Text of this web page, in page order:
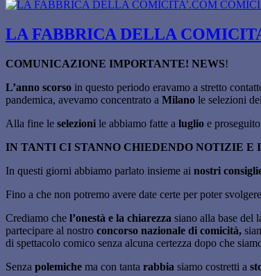
LA FABBRICA DELLA
COMUNICAZIONE IMPORTANTE! NEWS!
L’anno scorso in questo periodo eravamo a stretto
pandemica, avevamo concentrato a Milano le selezioni del
Alla fine le selezioni le abbiamo fatte a luglio e
IN TANTI CI STANNO CHIEDENDO NOTIZIE E
In questi giorni abbiamo parlato insieme ai nostri
Fino a che non potremo avere date certe per poter
Crediamo che l’onestà e la chiarezza siano alla base del
partecipare al nostro concorso nazionale di comicità,
di spettacolo comico senza alcuna certezza dopo che
Senza polemiche ma con tanta rabbia siamo costretti a